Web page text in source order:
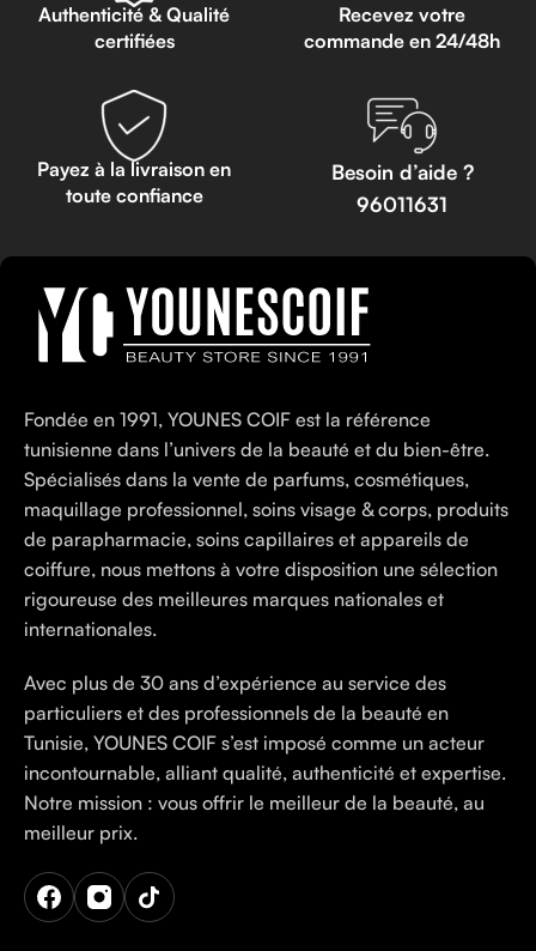
Authenticité & Qualité
certifiées
Recevez votre
commande en 24/48h
Payez à la livraison en
toute confiance
Besoin d’aide ?
96011631
Fondée en 1991, YOUNES COIF est la référence
tunisienne dans l’univers de la beauté et du bien-être.
Spécialisés dans la vente de parfums, cosmétiques,
maquillage professionnel, soins visage & corps, produits
de parapharmacie, soins capillaires et appareils de
coiffure, nous mettons à votre disposition une sélection
rigoureuse des meilleures marques nationales et
internationales.
Avec plus de 30 ans d’expérience au service des
particuliers et des professionnels de la beauté en
Tunisie, YOUNES COIF s’est imposé comme un acteur
incontournable, alliant qualité, authenticité et expertise.
Notre mission : vous offrir le meilleur de la beauté, au
meilleur prix.